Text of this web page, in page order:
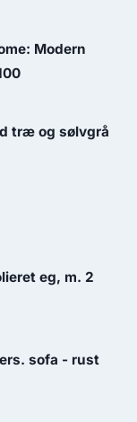
Modern
træ og sølvgrå
eg, m. 2
sofa - rust